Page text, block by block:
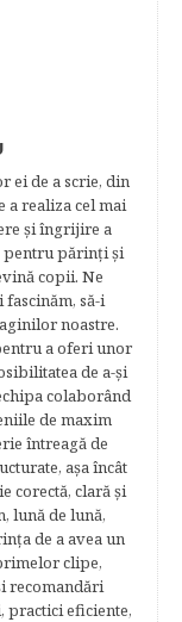
ei de a scrie, din
a realiza cel mai
şi îngrijire a
pentru părinţi şi
copii. Ne
să-i
noastre.​
a oferi unor
de a-şi
colaborând
de maxim
întreagă de
aşa încât
corectă, clară şi
lună de lună,
de a avea un
clipe,
recomandări
practici eficiente,